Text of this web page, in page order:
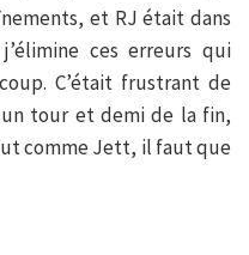
et RJ était dans
ces erreurs qui
C’était frustrant de
tour et demi de la fin,
comme Jett, il faut que